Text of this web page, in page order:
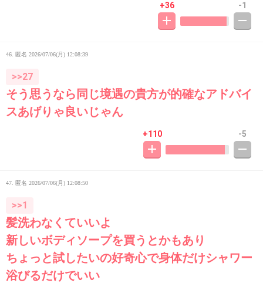
+36 -1
46. 匿名 2026/07/06(月) 12:08:39
>>27
そう思うなら同じ境遇の貴方が的確なアドバイ
スあげりゃ良いじゃん
+110 -5
47. 匿名 2026/07/06(月) 12:08:50
>>1
髪洗わなくていいよ
新しいボディソープを買うとかもあり
ちょっと試したいの好奇心で身体だけシャワー
浴びるだけでいい